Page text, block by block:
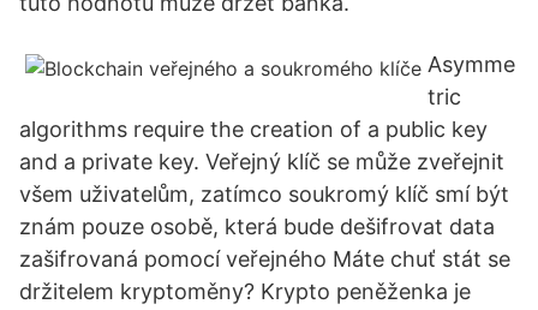
Asymme
tric
algorithms require the creation of a public key
and a private key. Veřejný klíč se může zveřejnit
všem uživatelům, zatímco soukromý klíč smí být
znám pouze osobě, která bude dešifrovat data
zašifrovaná pomocí veřejného Máte chuť stát se
držitelem kryptoměny? Krypto peněženka je